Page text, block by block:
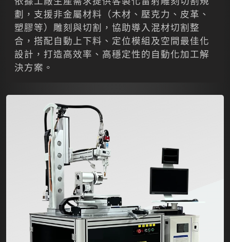
劃，支援非金屬材料（木材、壓克力、皮革、
塑膠等）雕刻與切割，協助導入混材切割整
合，搭配自動上下料、定位模組及空間最佳化
設計，打造高效率、高穩定性的自動化加工解
決方案。